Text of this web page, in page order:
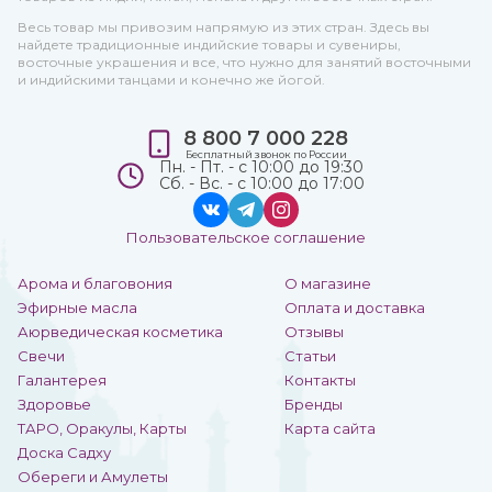
Весь товар мы привозим напрямую из этих стран. Здесь вы
найдете традиционные индийские товары и сувениры,
восточные украшения и все, что нужно для занятий восточными
и индийскими танцами и конечно же йогой.
Арома и благовония
Эфирные масла
Аюрведическая косметика
Свечи
Галантерея
Здоровье
ТАРО, Оракулы, Карты
Доска Садху
Обереги и Амулеты
О магазине
Оплата и доставка
Отзывы
Статьи
Контакты
Бренды
Карта сайта
8 800 7 000 228
Бесплатный звонок по России
Пн. - Пт. - с 10:00 до 19:30
Сб. - Вс. - с 10:00 до 17:00
Пользовательское соглашение